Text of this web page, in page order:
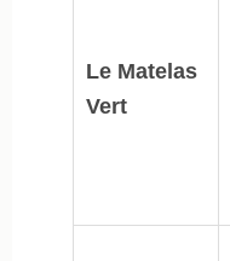
Le Matelas
Vert